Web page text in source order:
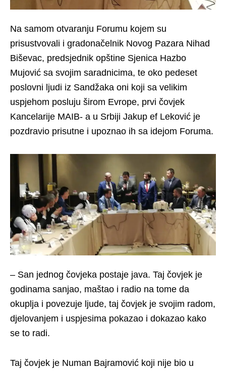
Na samom otvaranju Forumu kojem su
prisustvovali i gradonačelnik Novog Pazara Nihad
Biševac, predsjednik opštine Sjenica Hazbo
Mujović sa svojim saradnicima, te oko pedeset
poslovni ljudi iz Sandžaka oni koji sa velikim
uspjehom posluju širom Evrope, prvi čovjek
Kancelarije MAIB- a u Srbiji Jakup ef Leković je
pozdravio prisutne i upoznao ih sa idejom Foruma.
– San jednog čovjeka postaje java. Taj čovjek je
godinama sanjao, maštao i radio na tome da
okuplja i povezuje ljude, taj čovjek je svojim radom,
djelovanjem i uspjesima pokazao i dokazao kako
se to radi.
Taj čovjek je Numan Bajramović koji nije bio u